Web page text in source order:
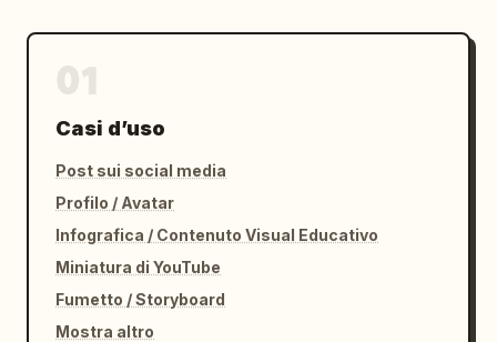
Casi d’uso
Post sui social media
Profilo / Avatar
Infografica / Contenuto Visual Educativo
Miniatura di YouTube
Fumetto / Storyboard
Mostra altro